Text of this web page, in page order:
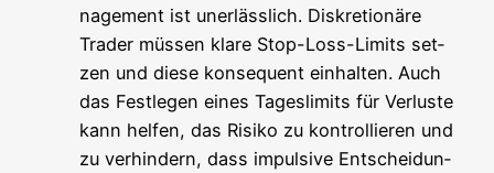
nage­ment ist uner­läss­lich. Dis­kre­tio­nä­re
Trader müs­sen kla­re Stop-Loss-Limits set­
zen und die­se kon­se­quent ein­hal­ten. Auch
das Fest­le­gen eines Tages­li­mits für Ver­lus­te
kann hel­fen, das Risi­ko zu kon­trol­lie­ren und
zu ver­hin­dern, dass impul­si­ve Ent­schei­dun­